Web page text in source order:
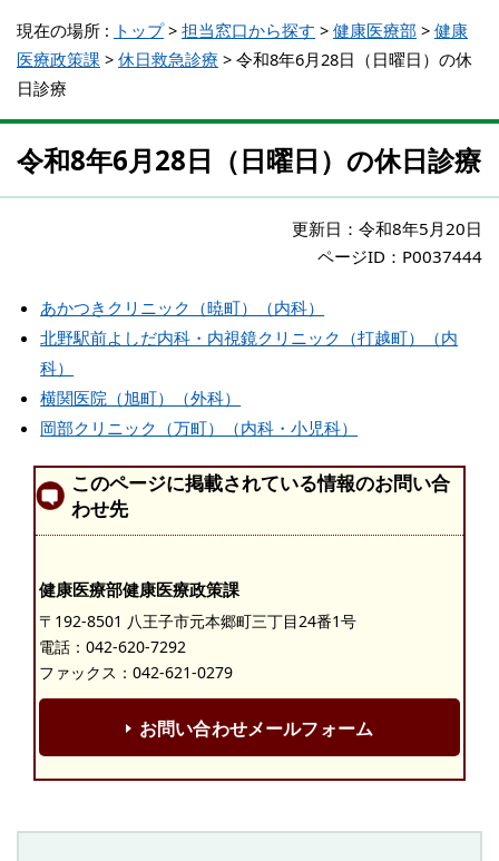
現在の場所 : トップ> 担当窓口から探す > 健康医療部 > 健康
医療政策課 > 休日救急診療 > 令和8年6月28日（日曜日）の休
日診療
令和8年6月28日（日曜日）の休日診療
更新日： 令和8年5月20日
ページID：P0037444
あかつきクリニック（暁町）（内科）
北野駅前よしだ内科・内視鏡クリニック（打越町）（内
科）
横関医院（旭町）（外科）
岡部クリニック（万町）（内科・小児科）
このページに掲載されている情報のお問い合
わせ先
健康医療部健康医療政策課
〒192-8501 八王子市元本郷町三丁目24番1号
電話： 042-620-7292
ファックス：042-621-0279
お問い合わせメールフォーム